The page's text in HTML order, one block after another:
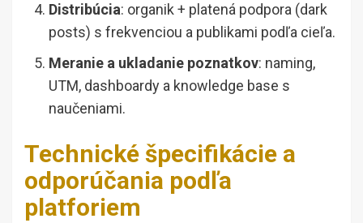
Distribúcia: organik + platená podpora (dark
posts) s frekvenciou a publikami podľa cieľa.
Meranie a ukladanie poznatkov: naming,
UTM, dashboardy a knowledge base s
naučeniami.
Technické špecifikácie a
odporúčania podľa
platforiem